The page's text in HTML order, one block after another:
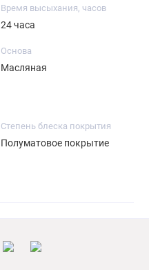
Время высыхания, часов
24 часа
Основа
Масляная
Степень блеска покрытия
Полуматовое покрытие